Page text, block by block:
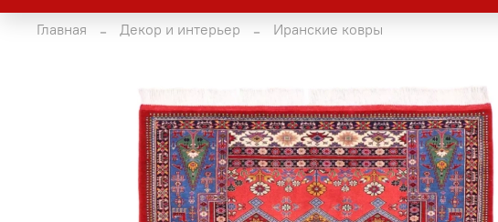
Главная Декор и интерьер Иранские ковры